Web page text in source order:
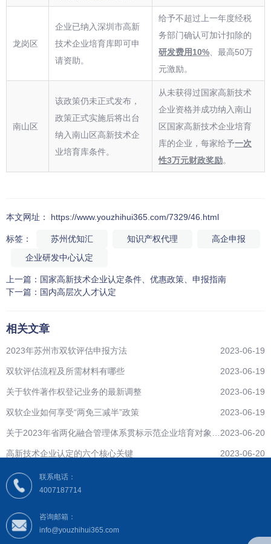
龙岗区
企业已纳入深圳市高新
技术企业培育库即可申
请资助。
给予不超过上一年度经税
务部门确认可加计扣除的
研发费用10% 、最高50万
元激励。
南山区
该政策仍未正式发布，
政策正式实施后将出台
纳入南山区高新技术企
业培育库条件。
从未获得过国家高新技术
企业资格并成功纳入南山
区国家高新技术企业培育
库的企业，每家给予一次
性3万元财政奖励。
本文网址： https://www.youzhihui365.com/7329/46.html
标签： 苏州优知汇 知识产权代理
高企申报
企业研发中心认定
上一篇： 国家高新技术企业认定条件、优惠政策、申报指南
下一篇： 国内高层次人才认定
相关文章
2023-06-19
2023年苏州市双软评估申报方法
2023-06-19
双软评估流程及所需材料有哪些
2023-06-19
关于软件著作权登记业务的最新调整
2023-06-19
双软企业如何享受“两免三减半”政策
2023-06-20
关于2023年省两化融合管理体系贯标示范企业培育对象拟
2023-06-20
高新技术企业认定的六个核心关键
联系电话：
4007187714
咨询邮箱：
info@youzhihui365.com